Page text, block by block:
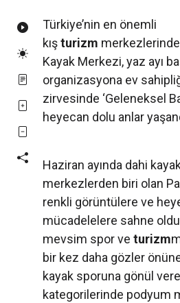
Türkiye’nin en önemli
kışturizm
Kayak Merkezi, yaz ayı
organizasyona ev
zirvesinde ‘Geleneksel
heyecan dolu anlar
Haziran ayında dahi
merkezlerden biri olan
renkli görüntülere ve
mücadelelere sahne
mevsim spor ve turizm
bir kez daha gözler
kayak sporuna gönül
kategorilerinde podyum